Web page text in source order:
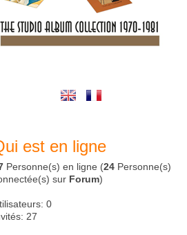
est en ligne
Personne(s) en ligne (24 Personne(s)
sur Forum)
0
27